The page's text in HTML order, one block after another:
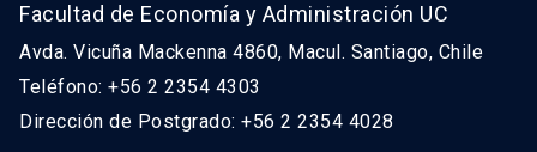
Facultad de Economía y Administración UC
Avda. Vicuña Mackenna 4860, Macul. Santiago, Chile
Teléfono: +56 2 2354 4303
Dirección de Postgrado: +56 2 2354 4028